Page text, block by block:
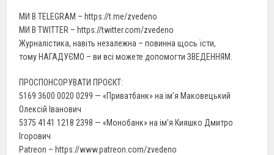
МИ В TELEGRAM – https://t.me/zvedeno
МИ В TWITTER – https://twitter.com/zvedeno
Журналістика, навіть незалежна – повинна щось їсти,
тому НАГАДУЄМО – ви всі можете допомогти ЗВЕДЕННЯМ.
ПРОСПОНСОРУВАТИ ПРОЄКТ:
5169 3600 0020 0299 — «Приватбанк» на ім’я Маковецький
Олексій Іванович
5375 4141 1218 2398 — «Монобанк» на ім’я Кияшко Дмитро
Ігорович
Patreon – https://www.patreon.com/zvedeno